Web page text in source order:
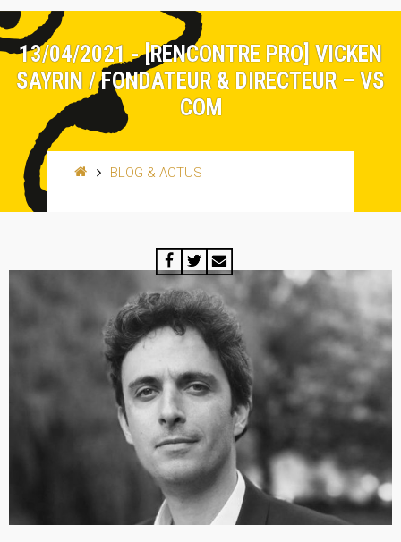
13/04/2021 - [RENCONTRE PRO] VICKEN
SAYRIN / FONDATEUR & DIRECTEUR – VS
COM
BLOG & ACTUS